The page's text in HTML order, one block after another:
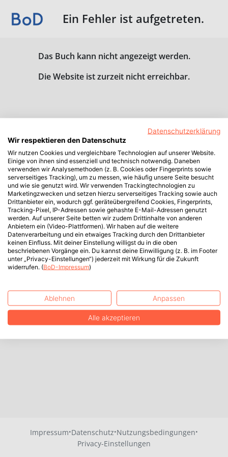
Ein Fehler ist aufgetreten.
Das Buch kann nicht angezeigt werden.
Die Website ist zurzeit nicht erreichbar.
Impressum·Datenschutz·Nutzungsbedingungen·
Privacy-Einstellungen
Datenschutzerklärung
Wir respektieren den Datenschutz
Wir nutzen Cookies und vergleichbare Technologien auf unserer Website.
Einige von ihnen sind essenziell und technisch notwendig. Daneben
verwenden wir Analysemethoden (z. B. Cookies oder Fingerprints sowie
serverseitiges Tracking), um zu messen, wie häufig unsere Seite besucht
und wie sie genutzt wird. Wir verwenden Trackingtechnologien zu
Marketingzwecken und setzen hierzu serverseitiges Tracking sowie auch
Drittanbieter ein, wodurch ggf. geräteübergreifend Cookies, Fingerprints,
Tracking-Pixel, IP-Adressen sowie gehashte E-Mail-Adressen genutzt
werden. Auf unserer Seite betten wir zudem Drittinhalte von anderen
Anbietern ein (Video-Plattformen). Wir haben auf die weitere
Datenverarbeitung und ein etwaiges Tracking durch den Drittanbieter
keinen Einfluss. Mit deiner Einstellung willigst du in die oben
beschriebenen Vorgänge ein. Du kannst deine Einwilligung (z. B. im Footer
unter „Privacy-Einstellungen“) jederzeit mit Wirkung für die Zukunft
widerrufen. (BoD-Impressum)
Ablehnen Anpassen
Alle akzeptieren